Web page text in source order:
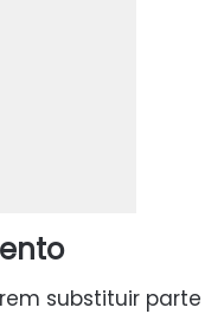
substituir parte